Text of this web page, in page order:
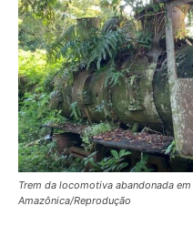
Trem da locomotiva abandonada
Amazônica/Reprodução